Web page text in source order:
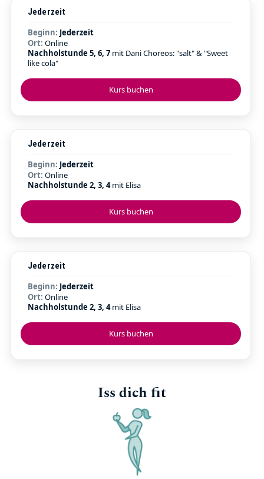
Kurs buchen
Jederzeit
Beginn: Jederzeit
Ort: Online
Nachholstunde 5, 6, 7 mit Dani Choreos: "salt" & "Sweet
like cola"
Kurs buchen
Jederzeit
Beginn: Jederzeit
Ort: Online
Nachholstunde 2, 3, 4mit Elisa
Kurs buchen
Jederzeit
Beginn: Jederzeit
Ort: Online
Nachholstunde 2, 3, 4mit Elisa
Iss dich fit